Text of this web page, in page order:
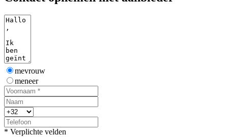
mevrouw
meneer
* Verplichte velden